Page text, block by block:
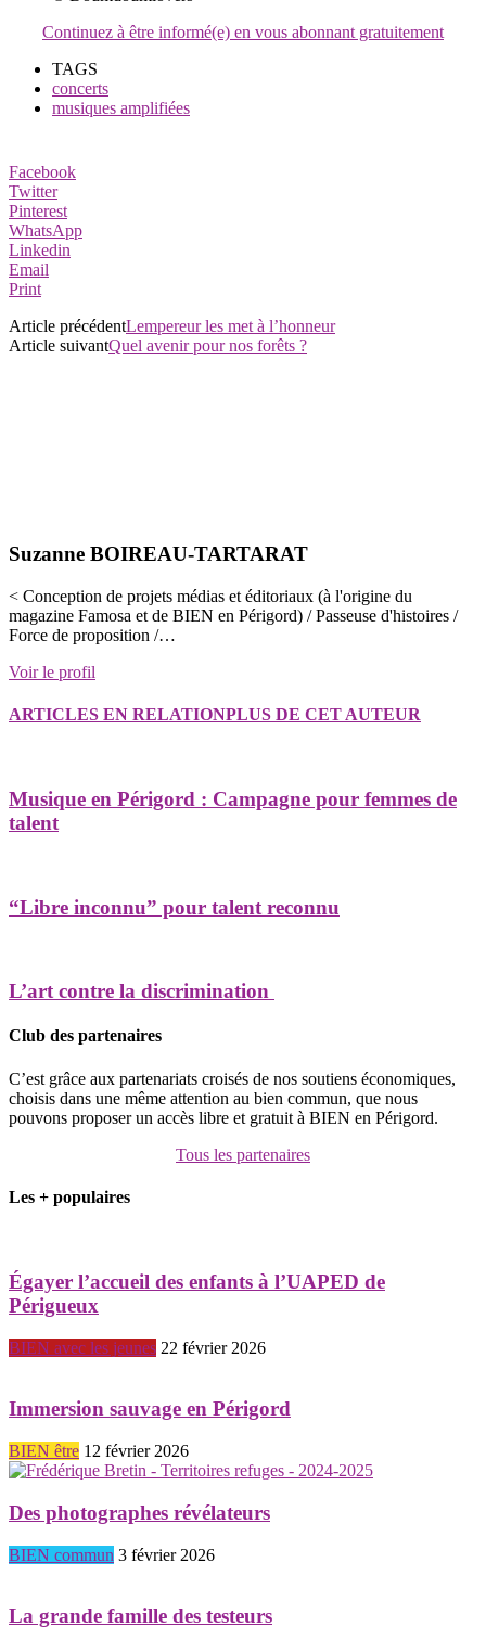
Continuez à être informé(e) en vous abonnant gratuitement
TAGS
concerts
musiques amplifiées
Facebook
Twitter
Pinterest
WhatsApp
Linkedin
Email
Print
Article précédentLempereur les met à l’honneur
Article suivantQuel avenir pour nos forêts ?
Suzanne BOIREAU-TARTARAT
< Conception de projets médias et éditoriaux (à l'origine du
magazine Famosa et de BIEN en Périgord) / Passeuse d'histoires /
Force de proposition /…
Voir le profil
ARTICLES EN RELATIONPLUS DE CET AUTEUR
Musique en Périgord : Campagne pour femmes de
talent
“Libre inconnu” pour talent reconnu
L’art contre la discrimination
Club des partenaires
C’est grâce aux partenariats croisés de nos soutiens économiques,
choisis dans une même attention au bien commun, que nous
pouvons proposer un accès libre et gratuit à BIEN en Périgord.
Tous les partenaires
Les + populaires
Égayer l’accueil des enfants à l’UAPED de
Périgueux
BIEN avec les jeunes 22 février 2026
Immersion sauvage en Périgord
BIEN être 12 février 2026
Des photographes révélateurs
BIEN commun 3 février 2026
La grande famille des testeurs